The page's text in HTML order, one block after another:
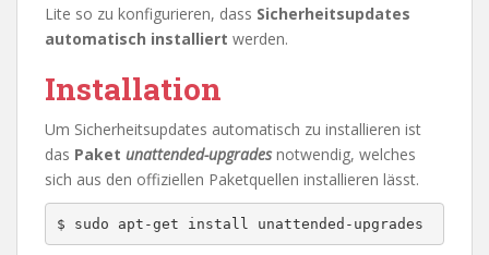
Lite so zu konfigurieren, dass Sicherheitsupdates
automatisch installiert werden.
Installation
Um Sicherheitsupdates automatisch zu installieren ist
das Paket unattended-upgradesnotwendig, welches
sich aus den offiziellen Paketquellen installieren lässt.